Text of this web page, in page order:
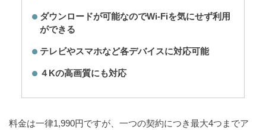
ダウンロードが可能なのでWi-Fiを気にせず利用
ができる
テレビやスマホなど各デバイスに対応可能
４Kの高画質にも対応
料金は一律1,990円ですが、一つの契約につき最大4つまでア